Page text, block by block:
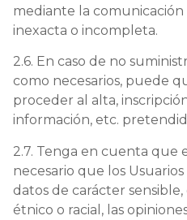
mediante la
inexacta o incompleta.
2.6. En caso de no
como necesarios, puede
proceder al alta,
información, etc.
2.7. Tenga en cuenta que
necesario que los
datos de carácter
étnico o racial, las